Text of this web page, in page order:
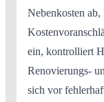
Nebenkosten
ein, kontrolliert
Renovierungs-
sich vor